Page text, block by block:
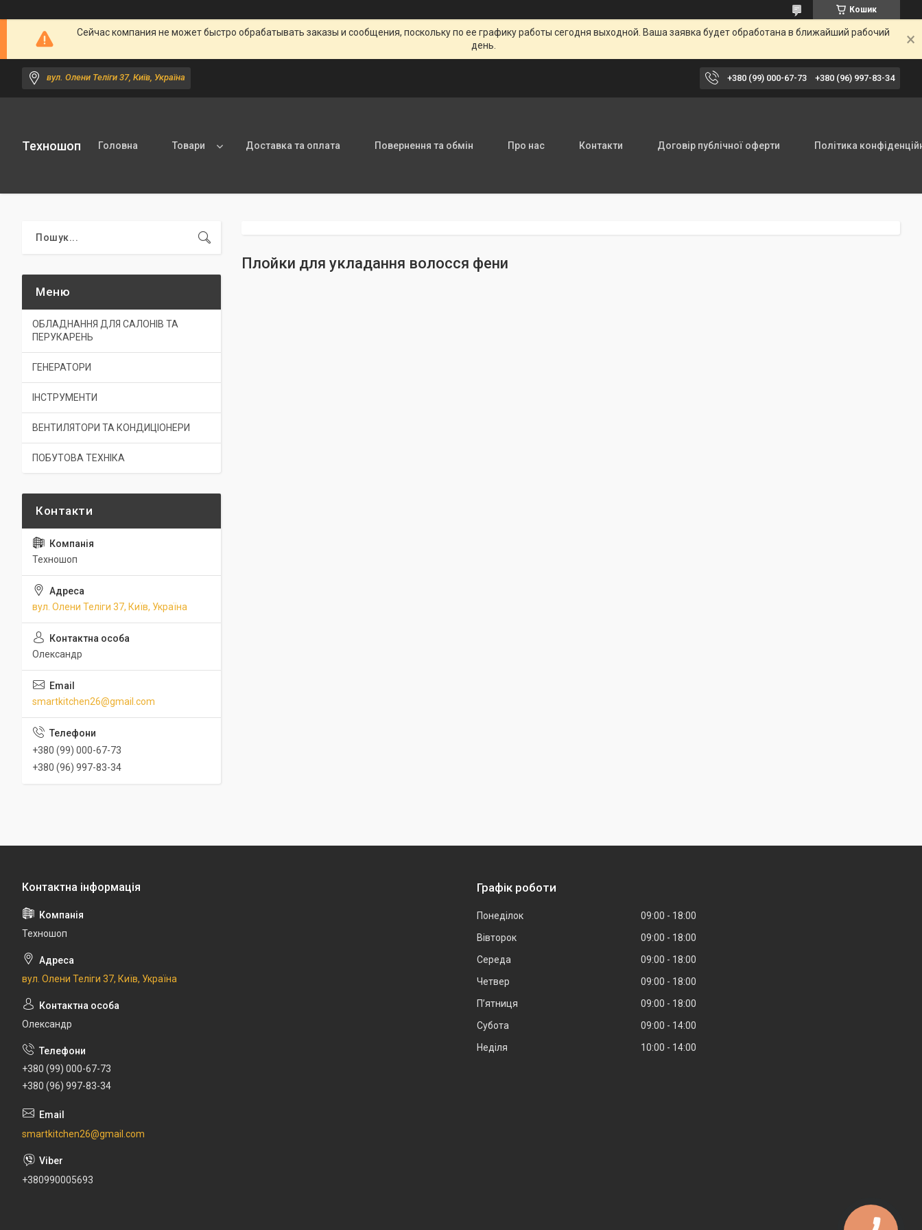
Кошик
Сейчас компания не может быстро обрабатывать заказы и сообщения, поскольку по ее графику работы сегодня выходной. Ваша заявка будет обработана в ближайший рабочий
день.
вул. Олени Теліги 37, Київ, Україна +380 (99) 000-67-73 +380 (96) 997-83-34
Техношоп Головна Товари Доставка та оплата Повернення та обмін Про нас Контакти Договір публічної оферти Політика
Плойки для укладання волосся фени
ОБЛАДНАННЯ ДЛЯ САЛОНІВ ТА
ПЕРУКАРЕНЬ
ГЕНЕРАТОРИ
ІНСТРУМЕНТИ
ВЕНТИЛЯТОРИ ТА КОНДИЦІОНЕРИ
ПОБУТОВА ТЕХНІКА
Техношоп
вул. Олени Теліги 37, Київ, Україна
Олександр
smartkitchen26@gmail.com
+380 (99) 000-67-73
+380 (96) 997-83-34
Техношоп
вул. Олени Теліги 37, Київ, Україна
Олександр
+380 (99) 000-67-73
+380 (96) 997-83-34
smartkitchen26@gmail.com
+380990005693
Графік роботи
Понеділок 09:00
18:00
Вівторок
09:00
18:00
Середа
09:00
18:00
Четвер
09:00
18:00
Пʼятниця
09:00
18:00
Субота
09:00
14:00
Неділя
10:00 14:00